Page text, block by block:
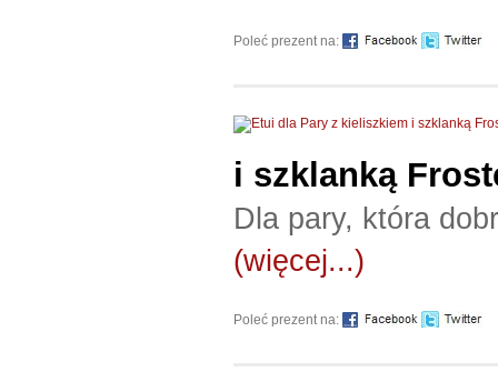
Poleć prezent na:
i szklanką
Dla pary, która
(więcej...)
Poleć prezent na: